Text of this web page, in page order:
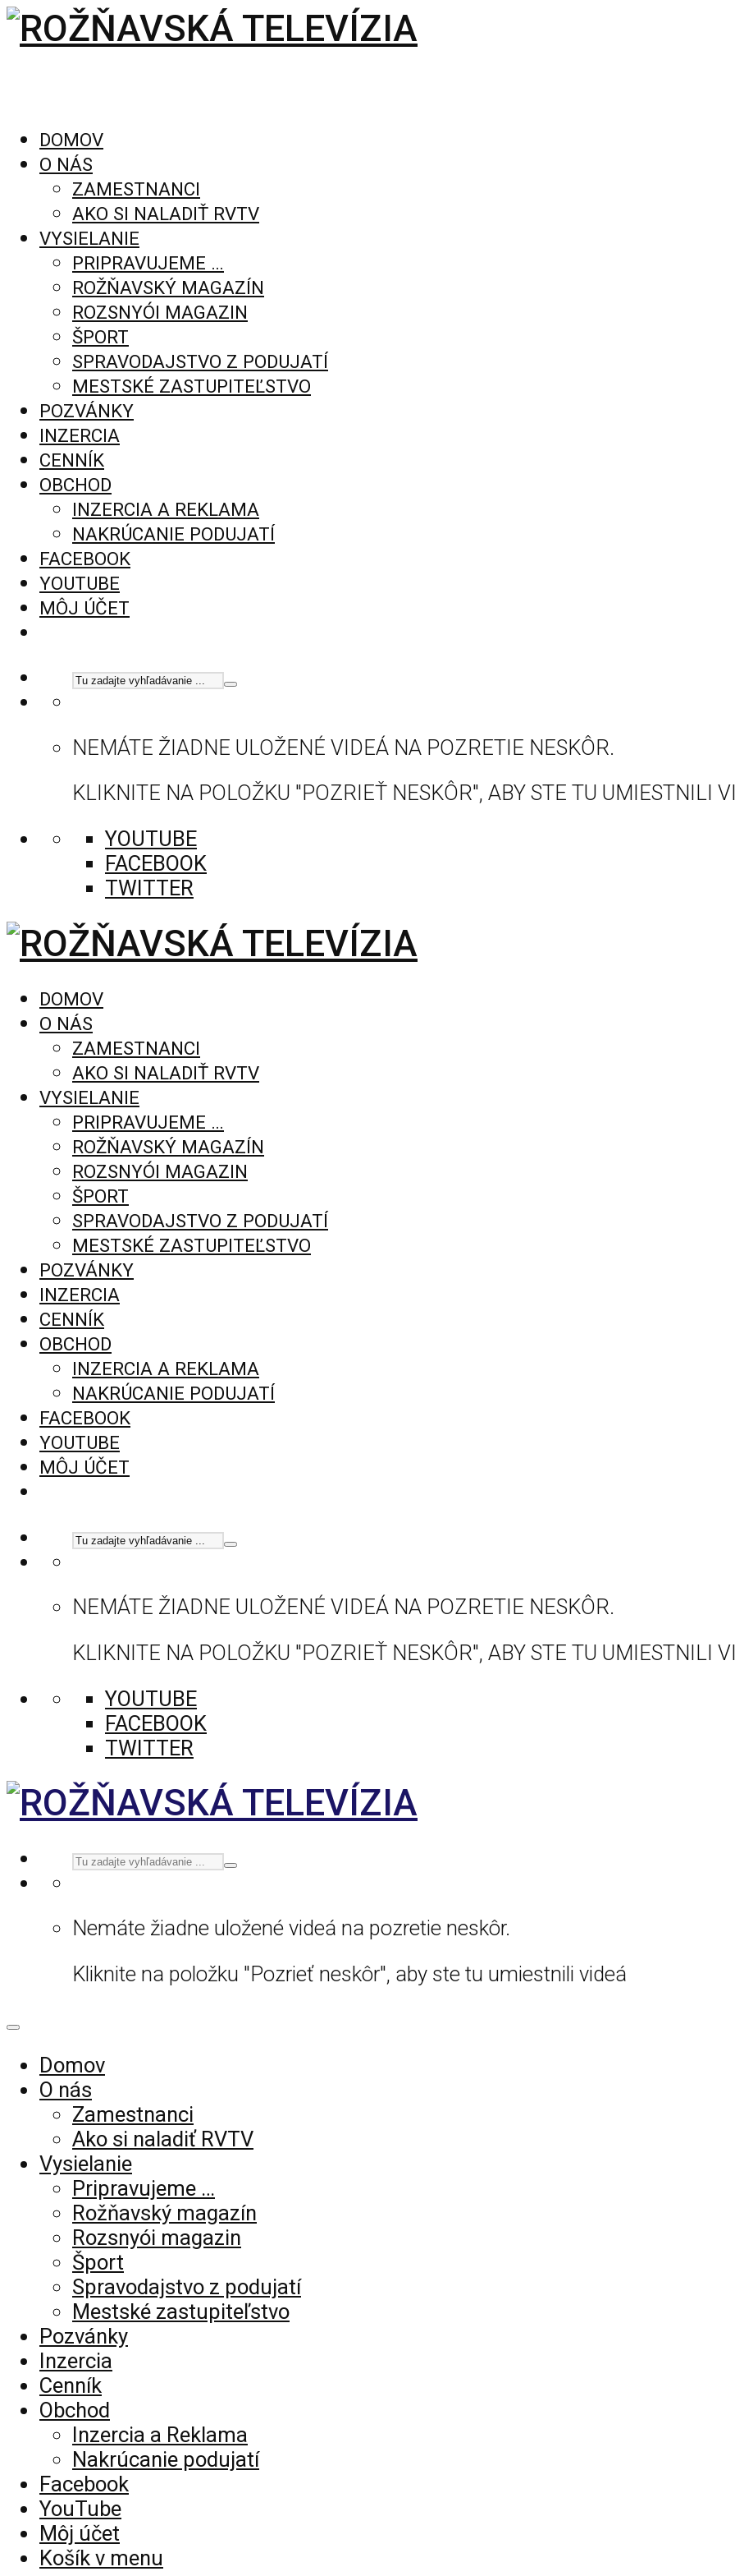
DOMOV
O NÁS
ZAMESTNANCI
AKO SI NALADIŤ RVTV
VYSIELANIE
PRIPRAVUJEME …
ROŽŇAVSKÝ MAGAZÍN
ROZSNYÓI MAGAZIN
ŠPORT
SPRAVODAJSTVO Z PODUJATÍ
MESTSKÉ ZASTUPITEĽSTVO
POZVÁNKY
INZERCIA
CENNÍK
OBCHOD
INZERCIA A REKLAMA
NAKRÚCANIE PODUJATÍ
FACEBOOK
YOUTUBE
MÔJ ÚČET
NEMÁTE ŽIADNE ULOŽENÉ VIDEÁ NA POZRETIE NESKÔR.
KLIKNITE NA POLOŽKU "POZRIEŤ NESKÔR", ABY STE TU UMIESTNILI
YOUTUBE
FACEBOOK
TWITTER
DOMOV
O NÁS
ZAMESTNANCI
AKO SI NALADIŤ RVTV
VYSIELANIE
PRIPRAVUJEME …
ROŽŇAVSKÝ MAGAZÍN
ROZSNYÓI MAGAZIN
ŠPORT
SPRAVODAJSTVO Z PODUJATÍ
MESTSKÉ ZASTUPITEĽSTVO
POZVÁNKY
INZERCIA
CENNÍK
OBCHOD
INZERCIA A REKLAMA
NAKRÚCANIE PODUJATÍ
FACEBOOK
YOUTUBE
MÔJ ÚČET
NEMÁTE ŽIADNE ULOŽENÉ VIDEÁ NA POZRETIE NESKÔR.
KLIKNITE NA POLOŽKU "POZRIEŤ NESKÔR", ABY STE TU UMIESTNILI
YOUTUBE
FACEBOOK
TWITTER
Nemáte žiadne uložené videá na pozretie neskôr.
Kliknite na položku "Pozrieť neskôr", aby ste tu umiestnili videá
Domov
O nás
Zamestnanci
Ako si naladiť RVTV
Vysielanie
Pripravujeme …
Rožňavský magazín
Rozsnyói magazin
Šport
Spravodajstvo z podujatí
Mestské zastupiteľstvo
Pozvánky
Inzercia
Cenník
Obchod
Inzercia a Reklama
Nakrúcanie podujatí
Facebook
YouTube
Môj účet
Košík v menu